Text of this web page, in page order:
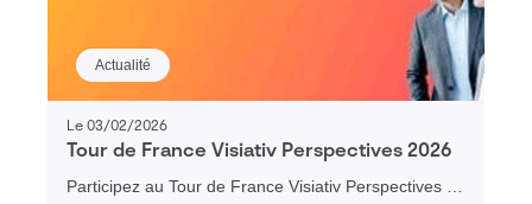
Actualité
Le 03/02/2026
Tour de France Visiativ Perspectives 2026
Participez au Tour de France Visiativ Perspectives et